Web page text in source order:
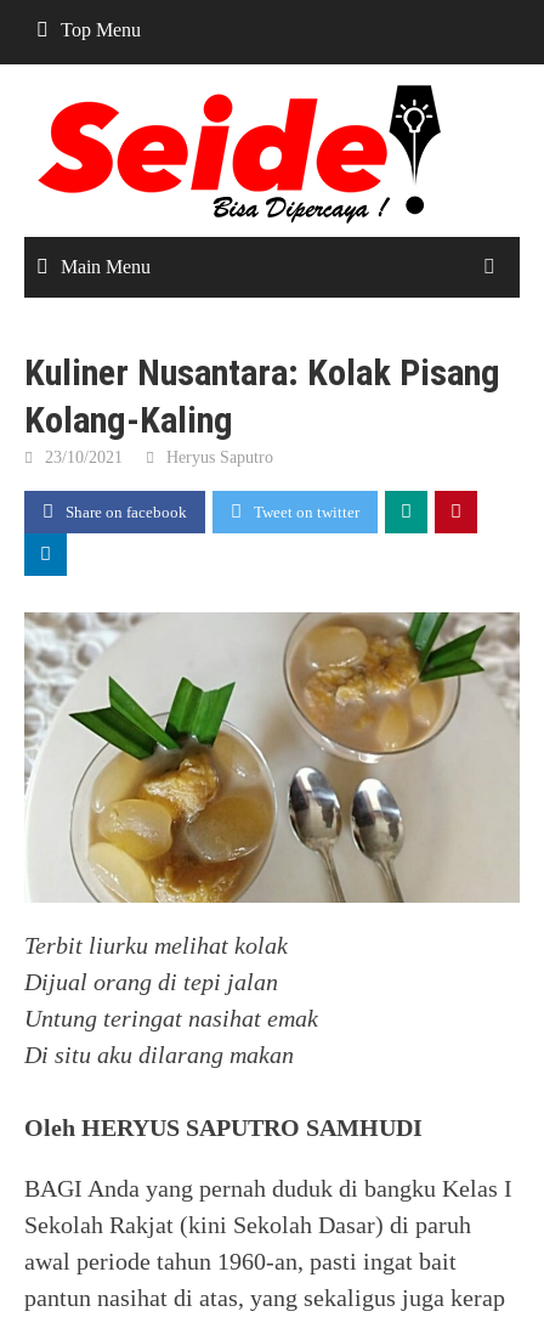
content
Top Menu
Main Menu
Kuliner Nusantara: Kolak Pisang
Kolang-Kaling
23/10/2021 Heryus Saputro
Share on facebook Tweet on twitter
Terbit liurku melihat kolak
Dijual orang di tepi jalan
Untung teringat nasihat emak
Di situ aku dilarang makan
Oleh HERYUS SAPUTRO SAMHUDI
BAGI Anda yang pernah duduk di bangku Kelas I
Sekolah Rakjat (kini Sekolah Dasar) di paruh
awal periode tahun 1960-an, pasti ingat bait
pantun nasihat di atas, yang sekaligus juga kerap